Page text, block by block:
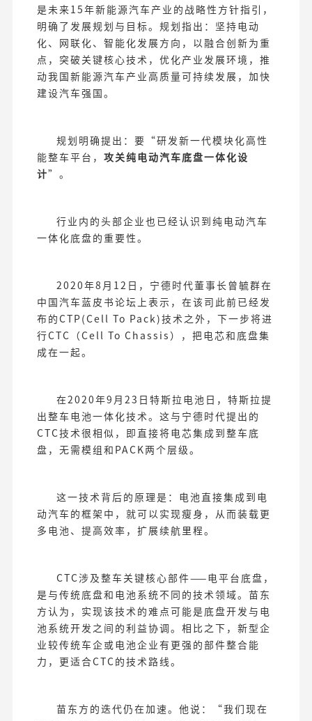
是未来15年新能源汽车产业的战略性方针指引，
明确了发展规划与目标。规划指出：坚持电动
化、网联化、智能化发展方向，以融合创新为重
点，突破关键核心技术，优化产业发展环境，推
动我国新能源汽车产业高质量可持续发展，加快
建设汽车强国。
规划明确提出：要“研发新一代模块化高性
能整车平台， 攻关纯电动汽车底盘一体化设
计”。
行业内的头部企业也已经认识到纯电动汽车
一体化底盘的重要性。
2020年8月12日，宁德时代董事长曾毓群在
中国汽车蓝皮书论坛上表示，在该司此前已经发
布的CTP(Cell To Pack)技术之外，下一步将进
行CTC（Cell To Chassis），把电芯和底盘集
成在一起。
在2020年9月23日特斯拉电池日，特斯拉提
出整车电池一体化技术。这与宁德时代提出的
CTC技术很相似，即直接将电芯集成到整车底
盘，无需模组和PACK两个层级。
这一技术背后的原理是：电池直接集成到电
动汽车的框架中，就可以实现瘦身，从而装载更
多电池、提高效率，扩展续航里程。
CTC涉及整车关键核心部件——电平台底盘，
是与传统底盘和电池系统不同的技术领域。苗东
方认为，实现该技术的难点可能是底盘开发与电
池系统开发之间的利益协调。相比之下，新型企
业较传统车企或电池企业有更强的部件整合能
力，更适合CTC的技术路线。
苗东方的迭代仍在加速。他说：“我们现在